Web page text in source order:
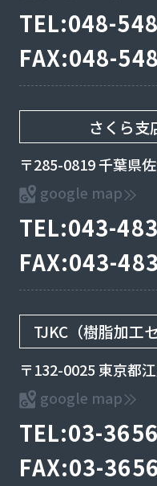
TEL:048-
FAX:048-
さくら支
〒285-0819 千葉県
google map
TEL:043-
FAX:043-
TJKC（樹脂加工
〒132-0025 東京都
google map
TEL:03-
FAX:03-